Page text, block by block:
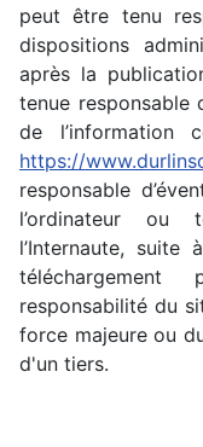
peut être tenu
dispositions
après la
tenue responsable
de l’information
https://
responsable
l’ordinateur ou
l’Internaute, suite
responsabilité du
force majeure ou
d'un tiers.